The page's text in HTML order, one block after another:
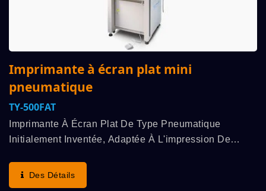
Imprimante à écran plat mini
pneumatique
TY-500FAT
Imprimante À Écran Plat De Type Pneumatique
Initialement Inventée, Adaptée À L'impression De
Signalétiques Et Les Cartes, Toutes Sortes De
Feuilles...
Des Détails